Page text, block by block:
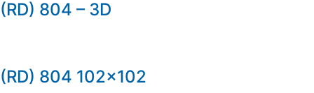
(RD) 804 – 3D
(RD) 804 102×102